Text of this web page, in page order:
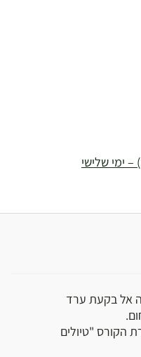
אל בקעת ערד
הקורס "טיולים